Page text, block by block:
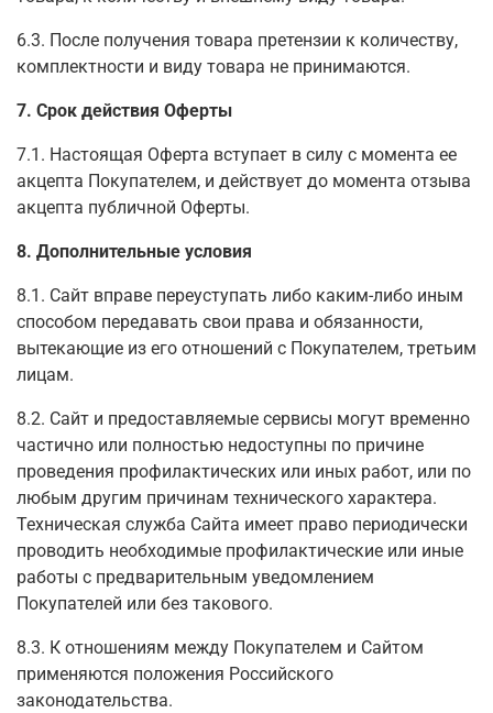
6.3. После получения товара претензии к количеству,
комплектности и виду товара не принимаются.
7. Срок действия Оферты
7.1. Настоящая Оферта вступает в силу с момента ее
акцепта Покупателем, и действует до момента отзыва
акцепта публичной Оферты.
8. Дополнительные условия
8.1. Сайт вправе переуступать либо каким-либо иным
способом передавать свои права и обязанности,
вытекающие из его отношений с Покупателем, третьим
лицам.
8.2. Сайт и предоставляемые сервисы могут временно
частично или полностью недоступны по причине
проведения профилактических или иных работ, или по
любым другим причинам технического характера.
Техническая служба Сайта имеет право периодически
проводить необходимые профилактические или иные
работы с предварительным уведомлением
Покупателей или без такового.
8.3. К отношениям между Покупателем и Сайтом
применяются положения Российского
законодательства.